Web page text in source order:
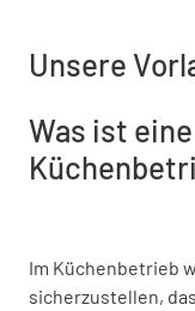
Unsere
Was ist
Im Küchenbetrieb
sicherzustellen,